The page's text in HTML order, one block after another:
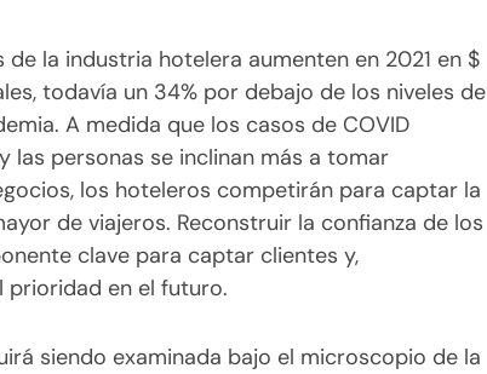
de la industria hotelera aumenten en 2021 en $
todavía un 34% por debajo de los niveles de
A medida que los casos de COVID
las personas se inclinan más a tomar
los hoteleros competirán para captar la
de viajeros. Reconstruir la confianza de los
clave para captar clientes y,
prioridad en el futuro.
siendo examinada bajo el microscopio de la